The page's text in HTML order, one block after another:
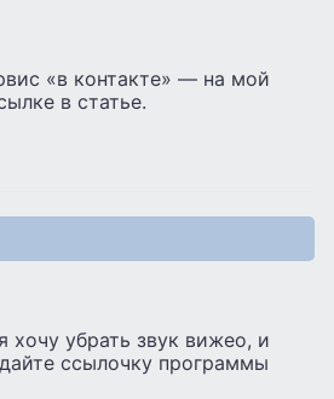
«в контакте» — на мой
в статье.
убрать звук вижео, и
ссылочку программы